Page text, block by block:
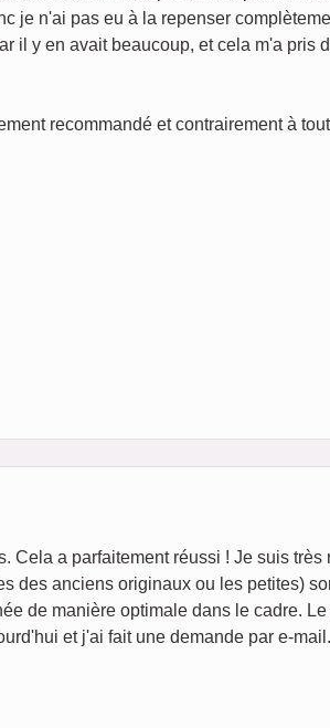
je n'ai pas eu à la repenser
il y en avait beaucoup, et cela m'a pris
recommandé et contrairement à
Cela a parfaitement réussi ! Je suis très
des anciens originaux ou les petites)
de manière optimale dans le cadre.
et j'ai fait une demande par e-